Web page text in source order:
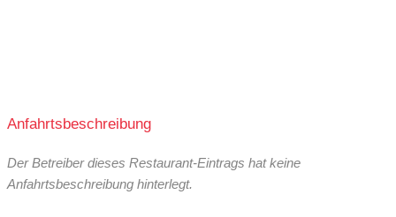
Anfahrtsbeschreibung
Der Betreiber dieses Restaurant-Eintrags hat keine
Anfahrtsbeschreibung hinterlegt.